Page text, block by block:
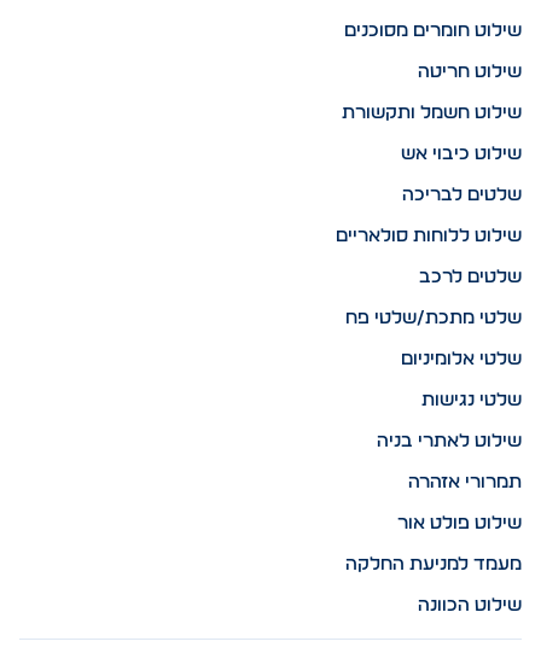
שילוט חומרים מסוכנים
שילוט חריטה
שילוט חשמל ותקשורת
שילוט כיבוי אש
שלטים לבריכה
שילוט ללוחות סולאריים
שלטים לרכב
שלטי מתכת/שלטי פח
שלטי אלומיניום
שלטי נגישות
שילוט לאתרי בניה
תמרורי אזהרה
שילוט פולט אור
מעמד למניעת החלקה
שילוט הכוונה